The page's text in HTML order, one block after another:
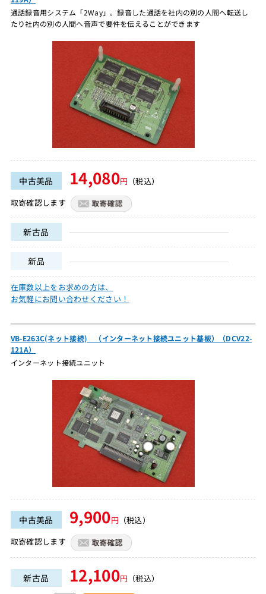
通話録音用システム「2Way」。録音した通話を社内の別の人間へ転送し
たり社内の別の人間へ音声で要件を伝えることができます
中古美品 14,080円 （税込）
取寄確認します
新古品
新品
在庫数以上をお求めの方は、
お気軽にお問い合わせください！
VB-E263C(ネット接続) （インターネット接続ユニット基板）（DCV22-
121A）
インターネット接続ユニット
中古美品 9,900円 （税込）
取寄確認します
新古品 12,100円 （税込）